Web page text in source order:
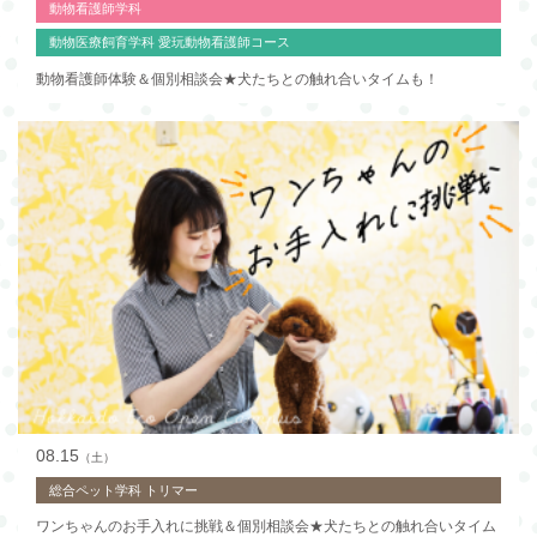
動物看護師学科
動物医療飼育学科 愛玩動物看護師コース
動物看護師体験＆個別相談会★犬たちとの触れ合いタイムも！
08.15 （土）
総合ペット学科 トリマー
ワンちゃんのお手入れに挑戦＆個別相談会★犬たちとの触れ合いタイム